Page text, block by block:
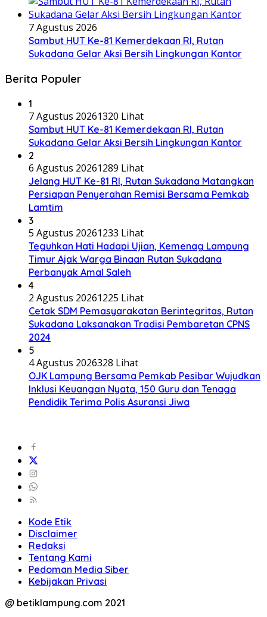
7 Agustus 2026
Sambut HUT Ke-81 Kemerdekaan RI, Rutan
Sukadana Gelar Aksi Bersih Lingkungan Kantor
Berita Populer
1
7 Agustus 20261320 Lihat
Sambut HUT Ke-81 Kemerdekaan RI, Rutan
Sukadana Gelar Aksi Bersih Lingkungan Kantor
2
6 Agustus 20261289 Lihat
Jelang HUT Ke-81 RI, Rutan Sukadana Matangkan
Persiapan Penyerahan Remisi Bersama Pemkab
Lamtim
3
5 Agustus 20261233 Lihat
Teguhkan Hati Hadapi Ujian, Kemenag Lampung
Timur Ajak Warga Binaan Rutan Sukadana
Perbanyak Amal Saleh
4
2 Agustus 20261225 Lihat
Cetak SDM Pemasyarakatan Berintegritas, Rutan
Sukadana Laksanakan Tradisi Pembaretan CPNS
2024
5
4 Agustus 2026328 Lihat
OJK Lampung Bersama Pemkab Pesibar Wujudkan
Inklusi Keuangan Nyata, 150 Guru dan Tenaga
Pendidik Terima Polis Asuransi Jiwa
Kode Etik
Disclaimer
Redaksi
Tentang Kami
Pedoman Media Siber
Kebijakan Privasi
@ betiklampung.com 2021